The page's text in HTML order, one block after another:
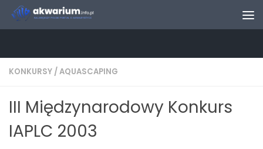
Skip to content
KONKURSY /AQUASCAPING
III Międzynarodowy Konkurs
IAPLC 2003